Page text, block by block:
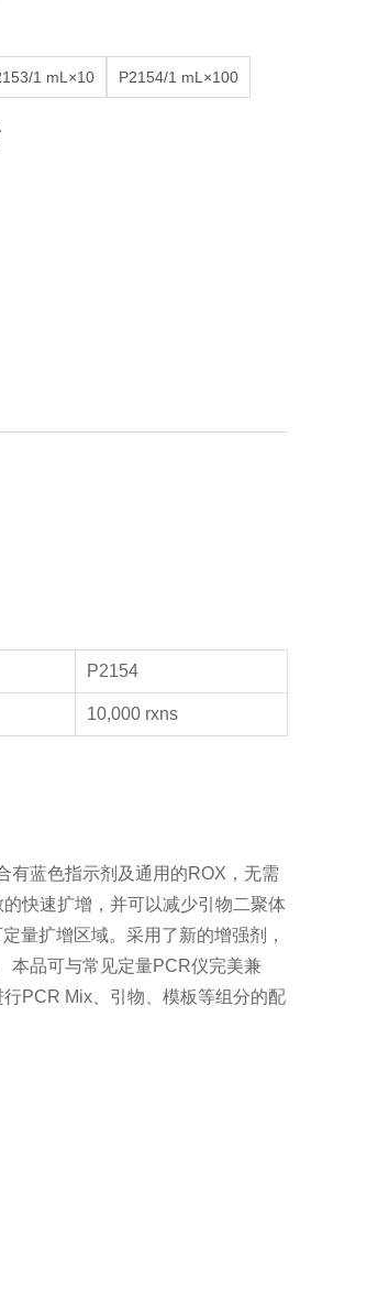
1 mL×10 P2154/1 mL×100
P2154
10,000 rxns
有蓝色指示剂及通用的ROX，无需
快速扩增，并可以减少引物二聚体
量扩增区域。采用了新的增强剂，
本品可与常见定量PCR仪完美兼
PCR Mix、引物、模板等组分的配